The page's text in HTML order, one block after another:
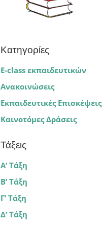
Κατηγορίες
E-class εκπαιδευτικών
Ανακοινώσεις
Εκπαιδευτικές Επισκέψεις
Καινοτόμες Δράσεις
Τάξεις
Α’ Τάξη
Β’ Τάξη
Γ’ Τάξη
Δ’ Τάξη